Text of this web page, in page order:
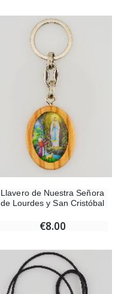
Llavero de Nuestra Señora
de Lourdes y San Cristóbal
€8.00